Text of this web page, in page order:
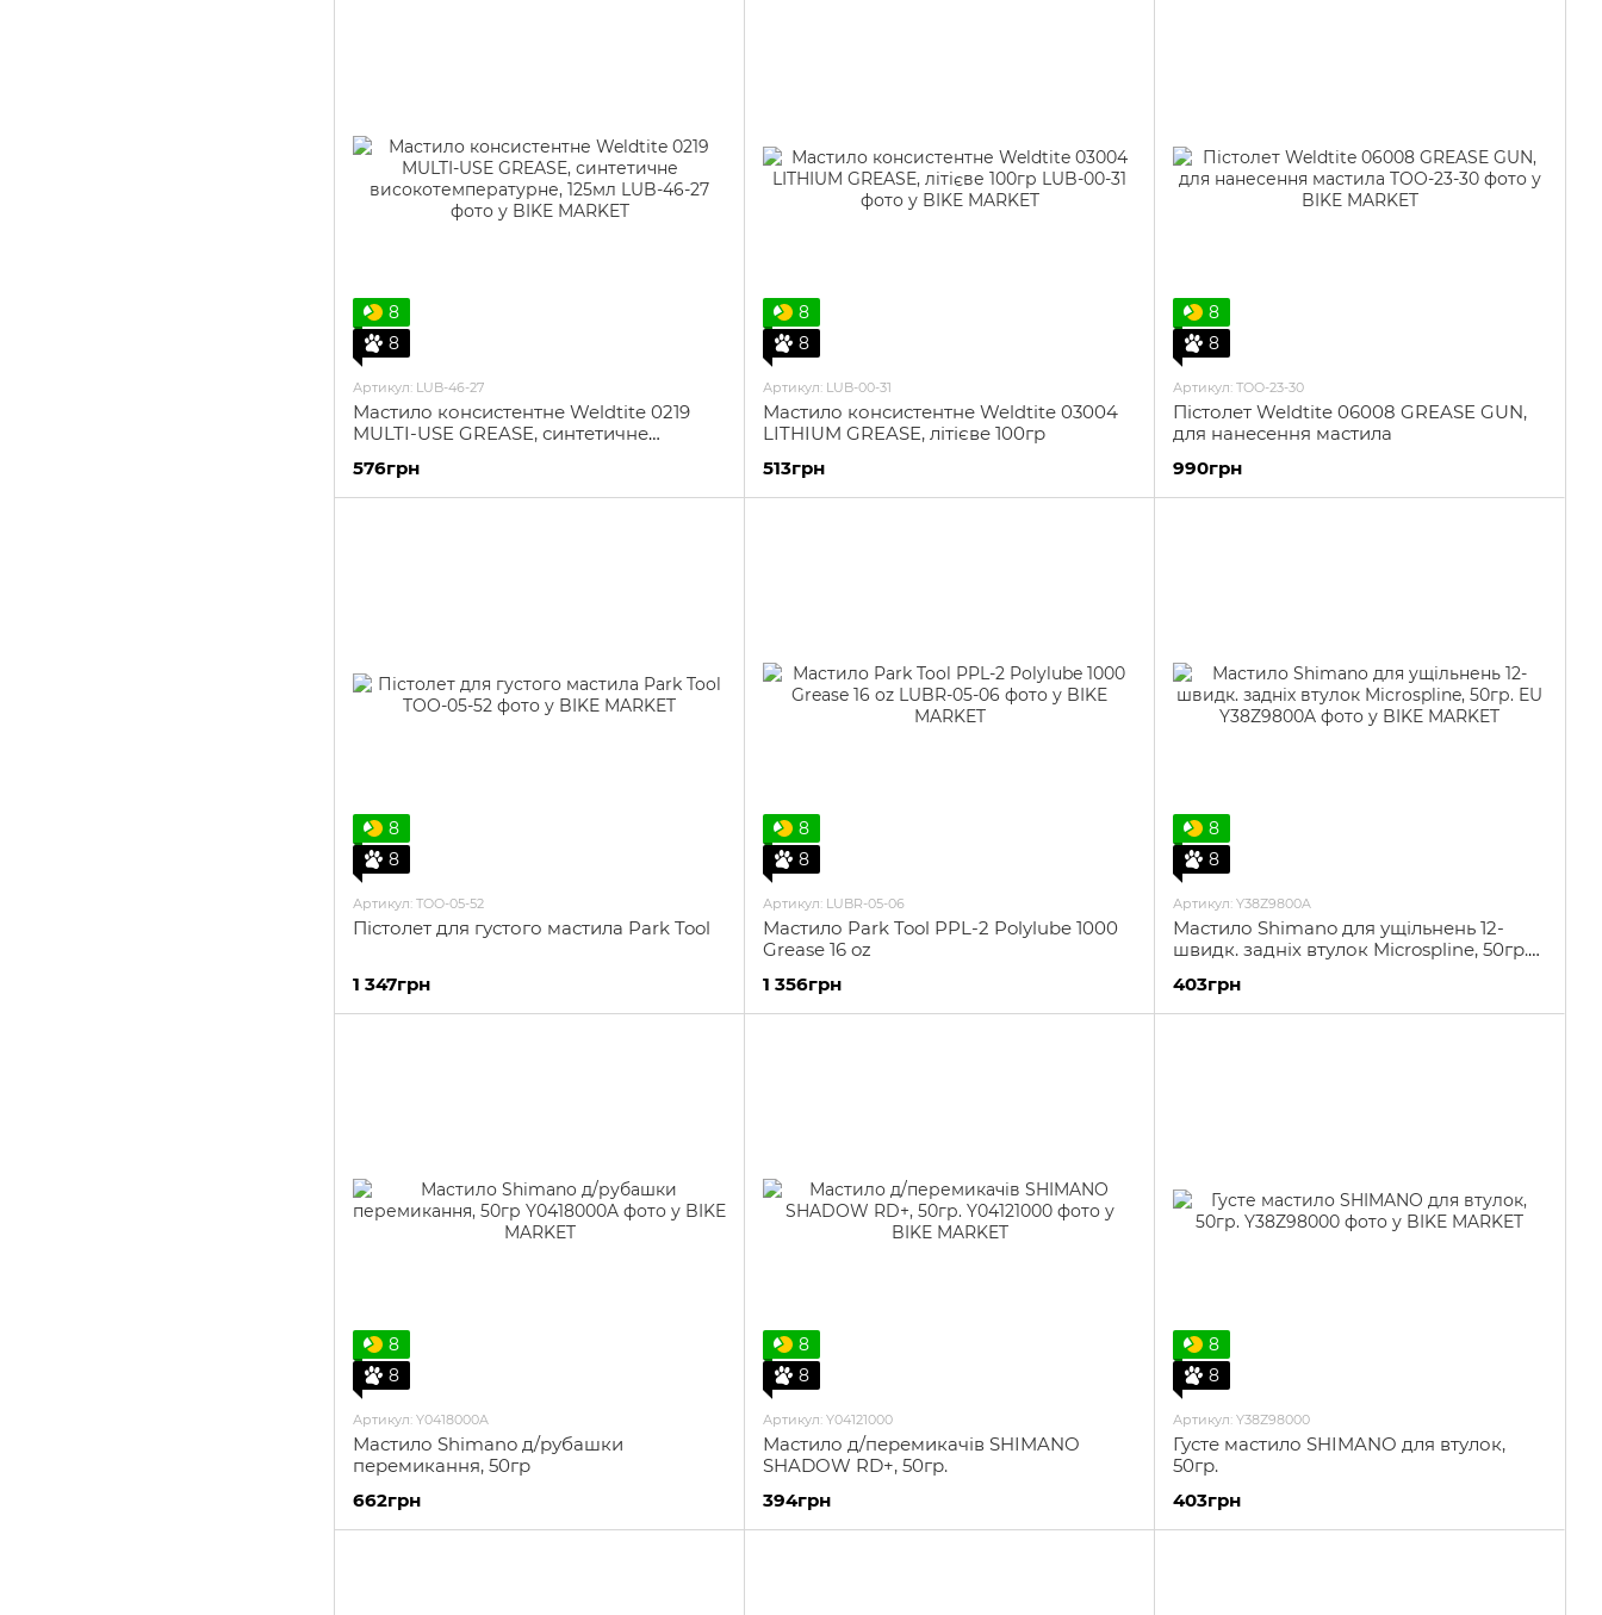
8
8
Артикул: LUB-46-27
Мастило консистентне Weldtite 0219
MULTI-USE GREASE, синтетичне
576грн
8
8
Артикул: LUB-00-31
Мастило консистентне Weldtite 03004
LITHIUM GREASE, літієве 100гр
513грн
8
8
Артикул: TOO-23-30
Пістолет Weldtite 06008 GREASE GUN,
для нанесення мастила
990грн
8
8
Артикул: TOO-05-52
Пістолет для густого мастила Park Tool
1 347грн
8
8
Артикул: LUBR-05-06
Мастило Park Tool PPL-2 Polylube 1000
Grease 16 oz
1 356грн
8
8
Артикул: Y38Z9800A
Мастило Shimano для ущільнень 12-
швидк. задніх втулок Microspline, 50гр.
403грн
8
8
Артикул: Y0418000A
Мастило Shimano д/рубашки
перемикання, 50гр
662грн
8
8
Артикул: Y04121000
Мастило д/перемикачів SHIMANO
SHADOW RD+, 50гр.
394грн
8
8
Артикул: Y38Z98000
Густе мастило SHIMANO для втулок,
50гр.
403грн